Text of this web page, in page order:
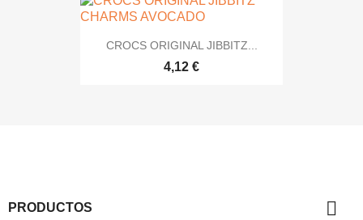
CROCS ORIGINAL JIBBITZ...
4,12 €
PRODUCTOS 